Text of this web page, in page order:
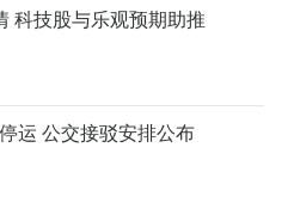
科技股与乐观预期助推
运 公交接驳安排公布